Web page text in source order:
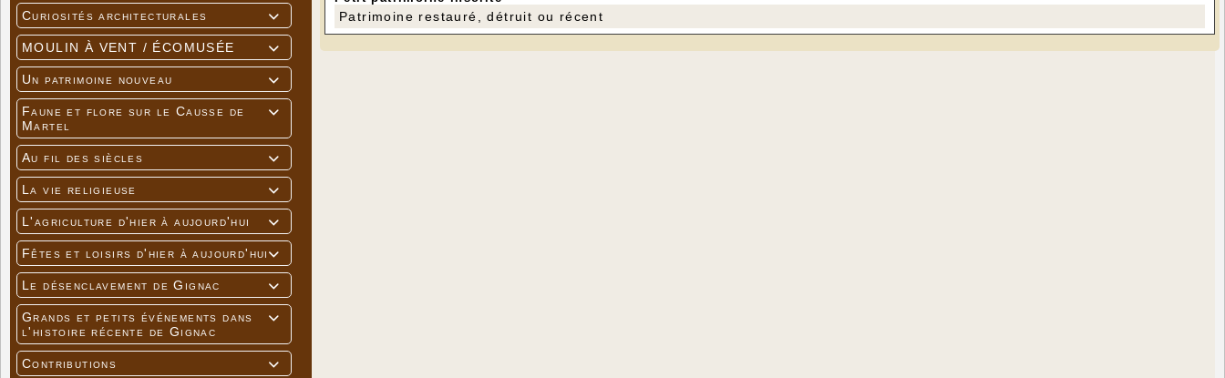

Curiosités architecturales

MOULIN À VENT / ÉCOMUSÉE

Un patrimoine nouveau

Faune et flore sur le Causse de
Martel

Au fil des siècles

La vie religieuse

L'agriculture d'hier à aujourd'hui

Fêtes et loisirs d'hier à aujourd'hui

Le désenclavement de Gignac

Grands et petits événements dans
l'histoire récente de Gignac

Contributions
Patrimoine restauré, détruit ou récent